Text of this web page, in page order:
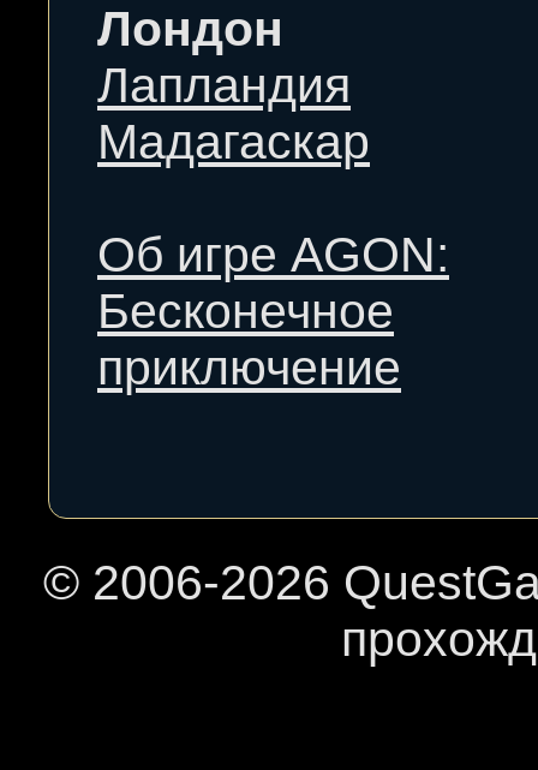
Лондон
Лапландия
Мадагаскар
Об игре AGON:
Бесконечное
приключение
© 2006-2026